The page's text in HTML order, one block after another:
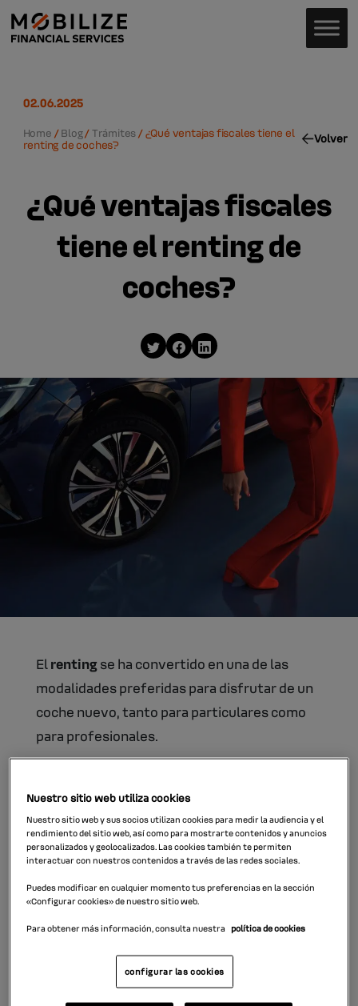
02.06.2025
Home /Blog/Trámites /¿Qué ventajas fiscales tiene el
renting de coches?
Volver
¿Qué ventajas fiscales
tiene el renting de
coches?
Elrenting se ha convertido en una de las
modalidades preferidas para disfrutar de un
coche nuevo, tanto para particulares como
para profesionales.
financiación de vehículos con el que, durante
un periodo de tiempo estipulado y por unas
cuotas establecidas, puedes contar con el
seguro a todo riesgo
mantenimiento, reparaciones, etc.
Nuestro sitio web utiliza cookies
Nuestro sitio web y sus socios utilizan cookies para medir la audiencia y el
rendimiento del sitio web, así como para mostrarte contenidos y anuncios
personalizados y geolocalizados. Las cookies también te permiten
interactuar con nuestros contenidos a través de las redes sociales.
Puedes modificar en cualquier momento tus preferencias en la sección
«Configurar cookies» de nuestro sitio web.
Para obtener más información, consulta nuestra política de cookies
configurar las cookies